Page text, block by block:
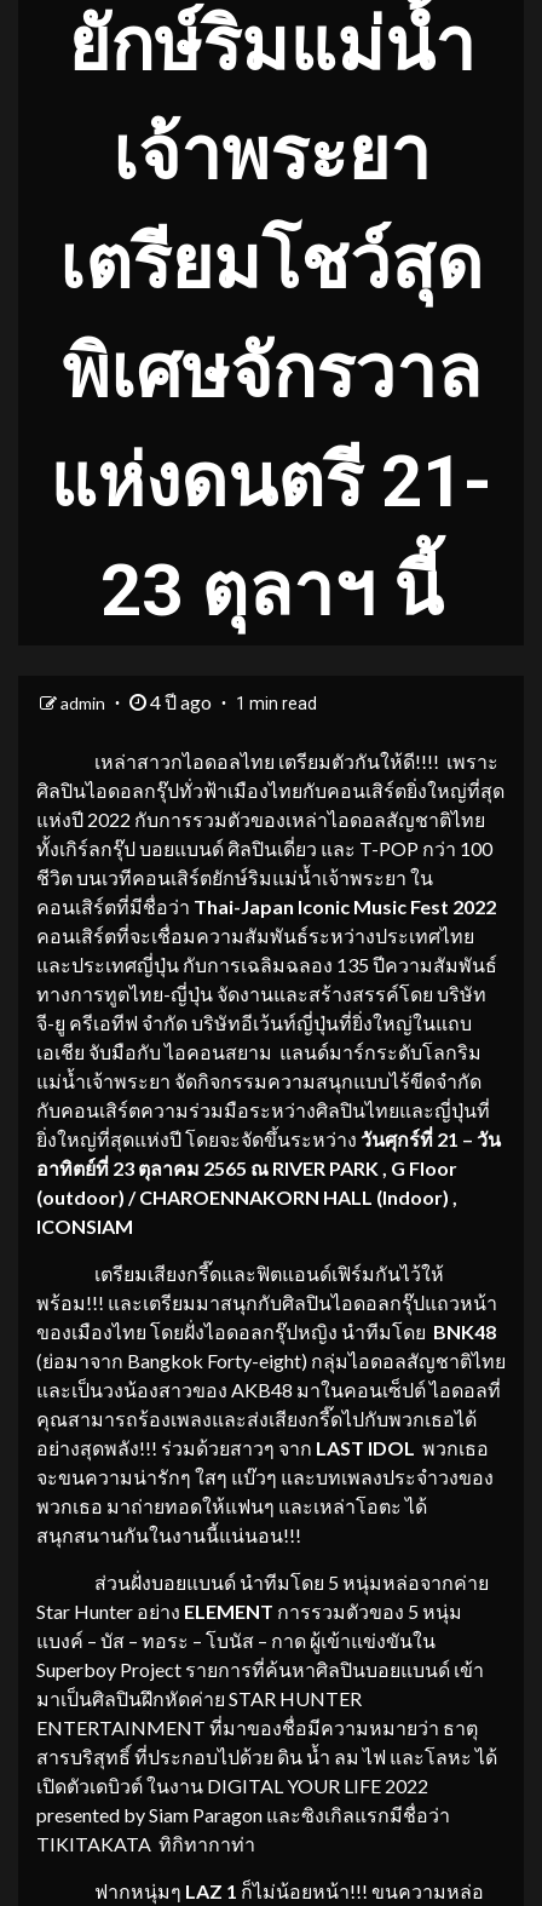
ยักษ์ริมแม่น้ำ
เจ้าพระยา
เตรียมโชว์สุด
พิเศษจักรวาล
แห่งดนตรี 21-
23 ตุลาฯ นี้
admin 4 ปี ago 1 min read
เหล่าสาวกไอดอลไทย เตรียมตัวกันให้ดี!!!! เพราะ
ศิลปินไอดอลกรุ๊ปทั่วฟ้าเมืองไทยกับคอนเสิร์ตยิ่งใหญ่ที่สุด
แห่งปี 2022 กับการรวมตัวของเหล่าไอดอลสัญชาติไทย
ทั้งเกิร์ลกรุ๊ป บอยแบนด์ ศิลปินเดี่ยว และ T-POP กว่า 100
ชีวิต บนเวทีคอนเสิร์ตยักษ์ริมแม่น้ำเจ้าพระยา ใน
คอนเสิร์ตที่มีชื่อว่า Thai-Japan Iconic Music Fest 2022
คอนเสิร์ตที่จะเชื่อมความสัมพันธ์ระหว่างประเทศไทย
และประเทศญี่ปุ่น กับการเฉลิมฉลอง 135 ปีความสัมพันธ์
ทางการทูตไทย-ญี่ปุ่น จัดงานและสร้างสรรค์โดย บริษัท
จี-ยู ครีเอทีฟ จำกัด บริษัทอีเว้นท์ญี่ปุ่นที่ยิ่งใหญ่ในแถบ
เอเชีย จับมือกับ ไอคอนสยาม แลนด์มาร์กระดับโลกริม
แม่น้ำเจ้าพระยา จัดกิจกรรมความสนุกแบบไร้ขีดจำกัด
กับคอนเสิร์ตความร่วมมือระหว่างศิลปินไทยและญี่ปุ่นที่
ยิ่งใหญ่ที่สุดแห่งปี โดยจะจัดขึ้นระหว่าง วันศุกร์ที่ 21 – วัน
อาทิตย์ที่ 23 ตุลาคม 2565 ณ RIVER PARK , G Floor
(outdoor) / CHAROENNAKORN HALL (Indoor) ,
ICONSIAM
เตรียมเสียงกรี๊ดและฟิตแอนด์เฟิร์มกันไว้ให้
พร้อม!!! และเตรียมมาสนุกกับศิลปินไอดอลกรุ๊ปแถวหน้า
ของเมืองไทย โดยฝั่งไอดอลกรุ๊ปหญิง นำทีมโดย BNK48
(ย่อมาจาก Bangkok Forty-eight) กลุ่มไอดอลสัญชาติไทย
และเป็นวงน้องสาวของ AKB48 มาในคอนเซ็ปต์ ไอดอลที่
คุณสามารถร้องเพลงและส่งเสียงกรี๊ดไปกับพวกเธอได้
อย่างสุดพลัง!!! ร่วมด้วยสาวๆ จาก LAST IDOL
พวกเธอ
จะขนความน่ารักๆ ใสๆ แบ๊วๆ และบทเพลงประจำวงของ
พวกเธอ มาถ่ายทอดให้แฟนๆ และเหล่าโอตะ ได้
สนุกสนานกันในงานนี้แน่นอน!!!
ส่วนฝั่งบอยแบนด์ นำทีมโดย 5 หนุ่มหล่อจากค่าย
Star Hunter อย่าง ELEMENT การรวมตัวของ 5 หนุ่ม
แบงค์ – บัส – ทอระ – โบนัส – กาด ผู้เข้าแข่งขันใน
Superboy Project รายการที่ค้นหาศิลปินบอยแบนด์ เข้า
มาเป็นศิลปินฝึกหัดค่าย STAR HUNTER
ENTERTAINMENT ที่มาของชื่อมีความหมายว่า ธาตุ
สารบริสุทธิ์ ที่ประกอบไปด้วย ดิน น้ำ ลม ไฟ และโลหะ ได้
เปิดตัวเดบิวต์ ในงาน DIGITAL YOUR LIFE 2022
presented by Siam Paragon และซิงเกิลแรกมีชื่อว่า
TIKITAKATA ทิกิทากาท่า
ฟากหนุ่มๆ LAZ 1 ก็ไม่น้อยหน้า!!! ขนความหล่อ